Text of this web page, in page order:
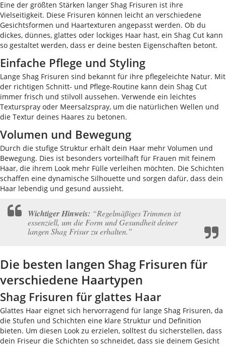
Eine der größten Stärken langer Shag Frisuren ist ihre
Vielseitigkeit. Diese Frisuren können leicht an verschiedene
Gesichtsformen und Haartexturen angepasst werden. Ob du
dickes, dünnes, glattes oder lockiges Haar hast, ein Shag Cut kann
so gestaltet werden, dass er deine besten Eigenschaften betont.
Einfache Pflege und Styling
Lange Shag Frisuren sind bekannt für ihre pflegeleichte Natur. Mit
der richtigen Schnitt- und Pflege-Routine kann dein Shag Cut
immer frisch und stilvoll aussehen. Verwende ein leichtes
Texturspray oder Meersalzspray, um die natürlichen Wellen und
die Textur deines Haares zu betonen.
Volumen und Bewegung
Durch die stufige Struktur erhält dein Haar mehr Volumen und
Bewegung. Dies ist besonders vorteilhaft für Frauen mit feinem
Haar, die ihrem Look mehr Fülle verleihen möchten. Die Schichten
schaffen eine dynamische Silhouette und sorgen dafür, dass dein
Haar lebendig und gesund aussieht.
Wichtiger Hinweis: “Regelmäßiges Trimmen ist
essenziell, um die Form und Gesundheit deiner
langen Shag Frisur zu erhalten.”
Die besten langen Shag Frisuren für
verschiedene Haartypen
Shag Frisuren für glattes Haar
Glattes Haar eignet sich hervorragend für lange Shag Frisuren, da
die Stufen und Schichten eine klare Struktur und Definition
bieten. Um diesen Look zu erzielen, solltest du sicherstellen, dass
dein Friseur die Schichten so schneidet, dass sie deinem Gesicht